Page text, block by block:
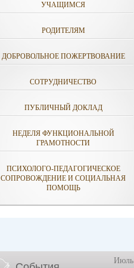
УЧАЩИМСЯ
РОДИТЕЛЯМ
ДОБРОВОЛЬНОЕ ПОЖЕРТВОВАНИЕ
СОТРУДНИЧЕСТВО
ПУБЛИЧНЫЙ ДОКЛАД
НЕДЕЛЯ ФУНКЦИОНАЛЬНОЙ
ГРАМОТНОСТИ
ПСИХОЛОГО-ПЕДАГОГИЧЕСКОЕ
СОПРОВОЖДЕНИЕ И СОЦИАЛЬНАЯ
ПОМОЩЬ
Июль